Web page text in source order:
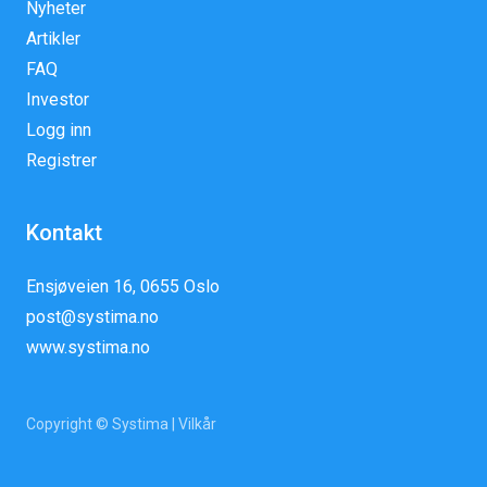
Nyheter
Artikler
FAQ
Investor
Logg inn
Registrer
Kontakt
Ensjøveien 16, 0655 Oslo
post@systima.no
www.systima.no
Copyright © Systima | Vilkår